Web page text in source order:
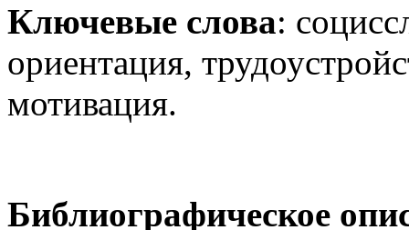
Ключевые слова:
ориентация,
мотивация.
Библиографическое